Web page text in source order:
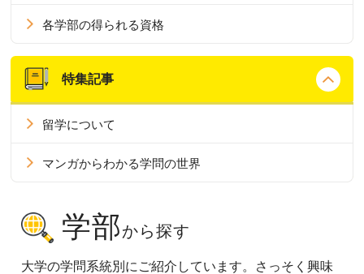
各学部の得られる資格
特集記事
留学について
マンガからわかる学問の世界
学部から探す
大学の学問系統別にご紹介しています。さっそく興味